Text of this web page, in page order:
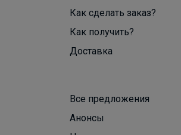
Как сделать заказ?
Как получить?
Доставка
Все предложения
Анонсы